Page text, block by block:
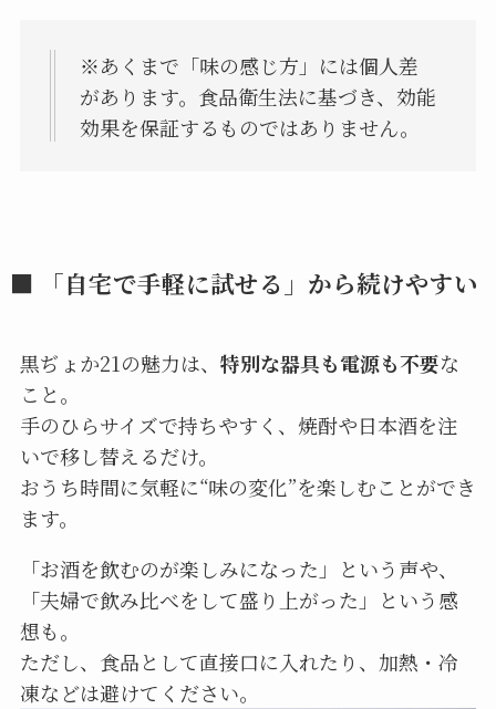
※あくまで「味の感じ方」には個人差
があります。食品衛生法に基づき、効能
効果を保証するものではありません。
■ 「自宅で手軽に試せる」から続けやすい
黒ぢょか21の魅力は、 特別な器具も電源も不要な
こと。
手のひらサイズで持ちやすく、焼酎や日本酒を注
いで移し替えるだけ。
おうち時間に気軽に“味の変化”を楽しむことができ
ます。
「お酒を飲むのが楽しみになった」という声や、
「夫婦で飲み比べをして盛り上がった」という感
想も。
ただし、食品として直接口に入れたり、加熱・冷
凍などは避けてください。